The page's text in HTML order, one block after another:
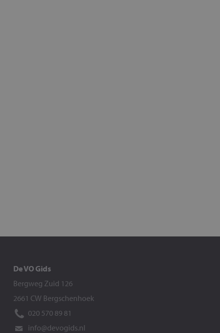
De VO Gids
Bergweg Zuid 126
2661 CW Bergschenhoek
020 570 89 81
info@devogids.nl